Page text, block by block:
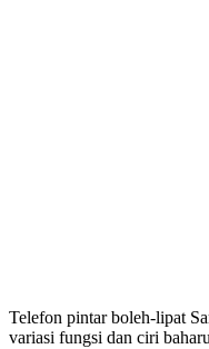
Telefon pintar boleh-lipat
variasi fungsi dan ciri